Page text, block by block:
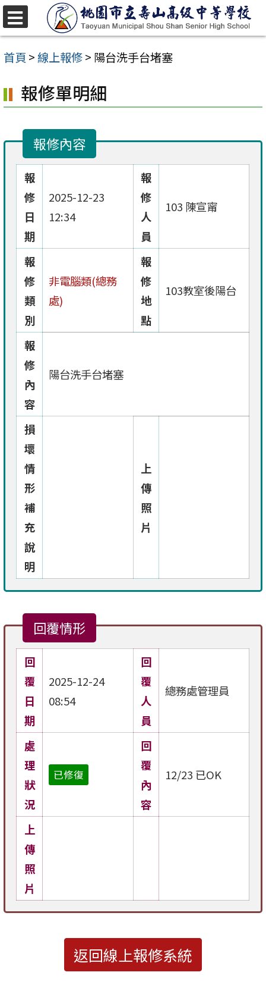
跳
至
主
內
容
首頁 >線上報修> 陽台洗手台堵塞
報修單明細
報修內容
報
修
日
期
2025-12-23
12:34
報
修
人
員
103 陳宣甯
報
修
類
別
非電腦類(總務
處)
報
修
地
點
103教室後陽台
報
修
內
容
陽台洗手台堵塞
損
壞
情
形
補
充
說
明
上
傳
照
片
回覆情形
回
覆
日
期
2025-12-24
08:54
回
覆
人
員
總務處管理員
處
理
狀
況
已修復
回
覆
內
容
12/23 已OK
上
傳
照
片
返回線上報修系統
選
單